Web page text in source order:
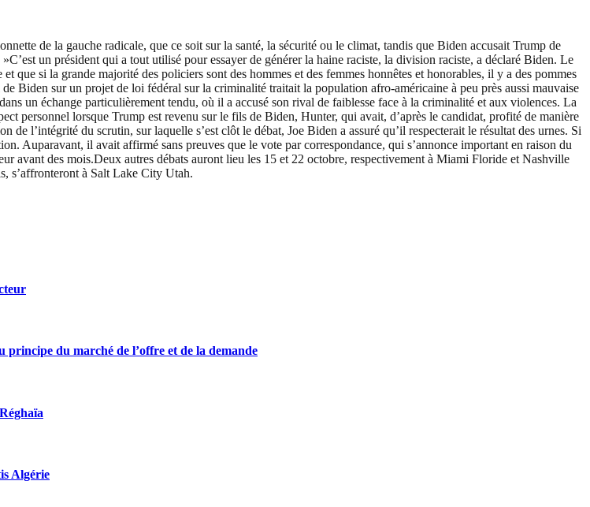
de la gauche radicale, que ce soit sur la santé, la sécurité ou le climat, tandis que Biden accusait Trump de
un président qui a tout utilisé pour essayer de générer la haine raciste, la division raciste, a déclaré Biden. Le
que si la grande majorité des policiers sont des hommes et des femmes honnêtes et honorables, il y a des pommes
Biden sur un projet de loi fédéral sur la criminalité traitait la population afro-américaine à peu près aussi mauvaise
un échange particulièrement tendu, où il a accusé son rival de faiblesse face à la criminalité et aux violences. La
personnel lorsque Trump est revenu sur le fils de Biden, Hunter, qui avait, d’après le candidat, profité de manière
l’intégrité du scrutin, sur laquelle s’est clôt le débat, Joe Biden a assuré qu’il respecterait le résultat des urnes. Si
Auparavant, il avait affirmé sans preuves que le vote par correspondance, qui s’annonce important en raison du
avant des mois.Deux autres débats auront lieu les 15 et 22 octobre, respectivement à Miami Floride et Nashville
s’affronteront à Salt Lake City Utah.
du marché de l’offre et de la demande
Algérie